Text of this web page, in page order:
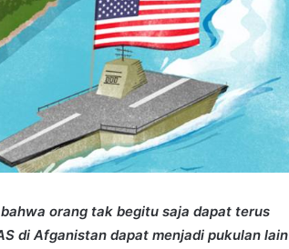
orang tak begitu saja dapat terus
di Afganistan dapat menjadi pukulan lain